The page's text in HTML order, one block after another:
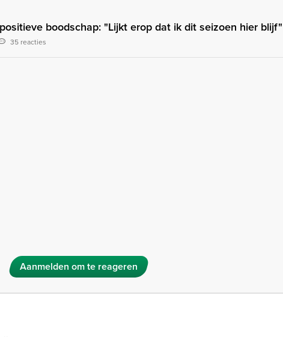
boodschap: "Lijkt erop dat ik dit seizoen hier blijf"
35 reacties
Aanmelden om te reageren